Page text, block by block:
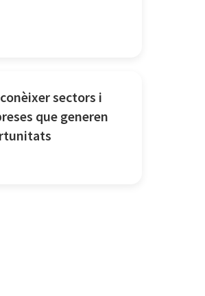
sectors i
que generen